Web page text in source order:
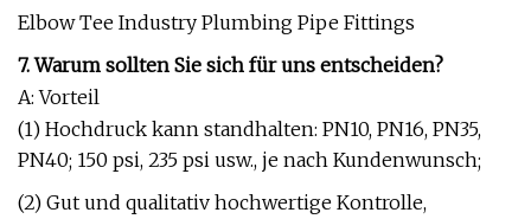
7. Warum sollten Sie sich für uns entscheiden?
A: Vorteil
(1) Hochdruck kann standhalten: PN10, PN16, PN35,
PN40; 150 psi, 235 psi usw., je nach Kundenwunsch;
(2) Gut und qualitativ hochwertige Kontrolle,